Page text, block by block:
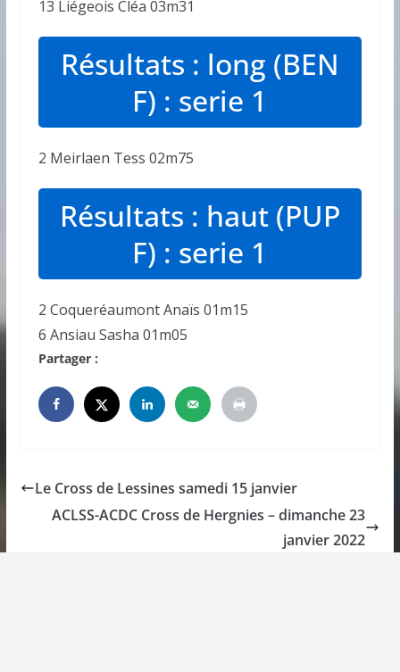
13 Liégeois Cléa 03m31
Résultats : long (BEN
F) : serie 1
2 Meirlaen Tess 02m75
Résultats : haut (PUP
F) : serie 1
2 Coqueréaumont Anaïs 01m15
6 Ansiau Sasha 01m05
Partager :
Le Cross de Lessines samedi 15 janvier
ACLSS-ACDC Cross de Hergnies – dimanche 23
janvier 2022